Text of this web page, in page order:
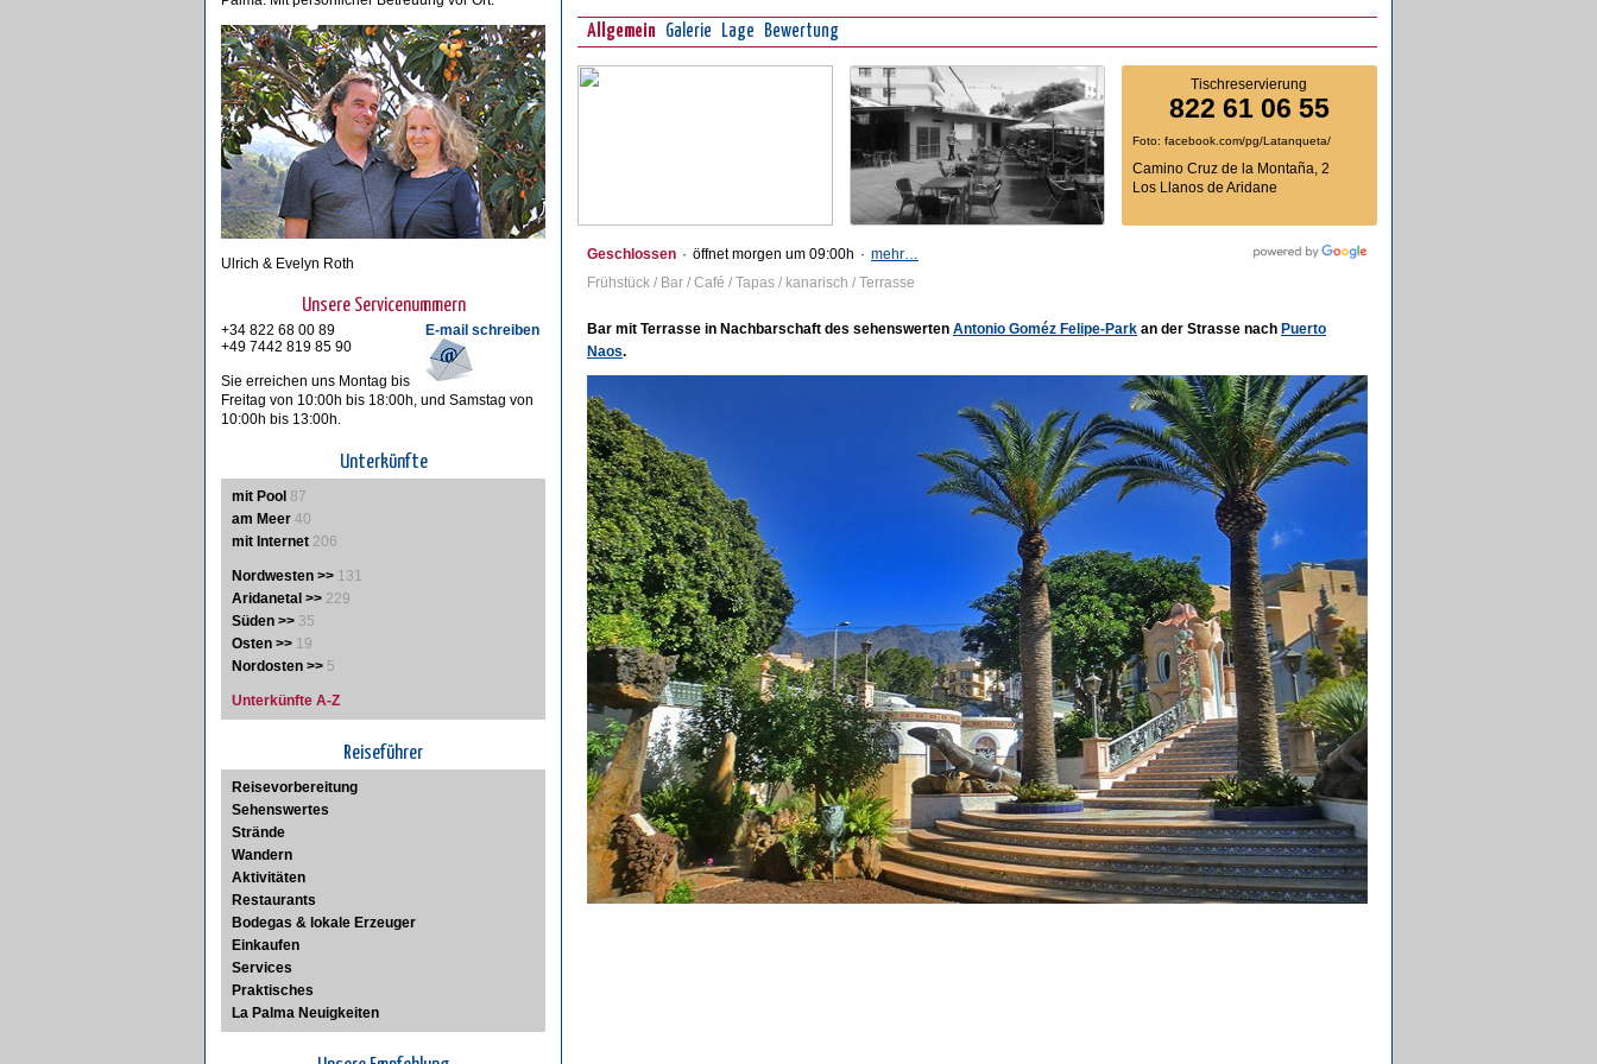
Allgemein Galerie Lage Bewertung
Tischreservierung
822 61 06 55
Foto: facebook.com/pg/Latanqueta/
Camino Cruz de la Montaña, 2
Los Llanos de Aridane
Geschlossen · öffnet morgen um 09:00h · mehr…
Frühstück / Bar / Café / Tapas / kanarisch / Terrasse
Bar mit Terrasse in Nachbarschaft des sehenswerten Antonio Goméz Felipe-Park an der Strasse nach Puerto
Naos.
Ulrich & Evelyn Roth
Unsere Servicenummern
E-mail schreiben
+34 822 68 00 89
+49 7442 819 85 90
Sie erreichen uns Montag bis
Freitag von 10:00h bis 18:00h, und Samstag von
10:00h bis 13:00h.
Unterkünfte
mit Pool 87
am Meer 40
mit Internet 206
Nordwesten >> 131
Aridanetal >> 229
Süden >> 35
Osten >> 19
Nordosten >> 5
Unterkünfte A-Z
Reiseführer
Reisevorbereitung
Sehenswertes
Strände
Wandern
Aktivitäten
Restaurants
Bodegas & lokale Erzeuger
Einkaufen
Services
Praktisches
La Palma Neuigkeiten